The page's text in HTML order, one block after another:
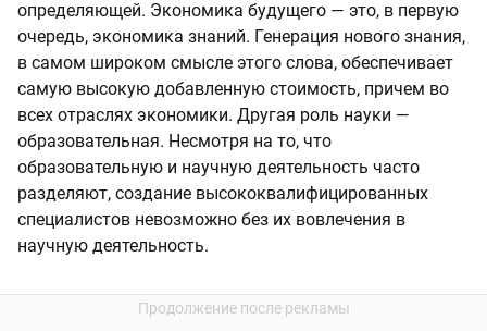
определяющей. Экономика будущего — это, в первую
очередь, экономика знаний. Генерация нового знания,
в самом широком смысле этого слова, обеспечивает
самую высокую добавленную стоимость, причем во
всех отраслях экономики. Другая роль науки —
образовательная. Несмотря на то, что
образовательную и научную деятельность часто
разделяют, создание высококвалифицированных
специалистов невозможно без их вовлечения в
научную деятельность.